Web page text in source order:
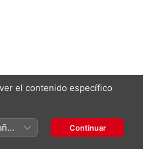
Collection
el contenido específico
Continuar